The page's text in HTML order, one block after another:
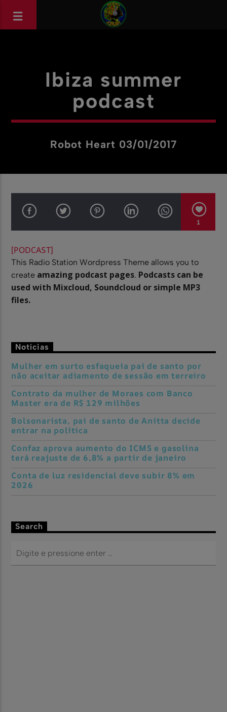
Ibiza summer
podcast
Robot Heart 03/01/2017
1
[PODCAST]
This Radio Station Wordpress Theme allows you to
create amazing podcast pages. Podcasts can be
used with Mixcloud, Soundcloud or simple MP3
files.
Notícias
Mulher em surto esfaqueia pai de santo por
não aceitar adiamento de sessão em terreiro
Contrato da mulher de Moraes com Banco
Master era de R$ 129 milhões
Bolsonarista, pai de santo de Anitta decide
entrar na política
Confaz aprova aumento do ICMS e gasolina
terá reajuste de 6,8% a partir de janeiro
Conta de luz residencial deve subir 8% em
2026
Search